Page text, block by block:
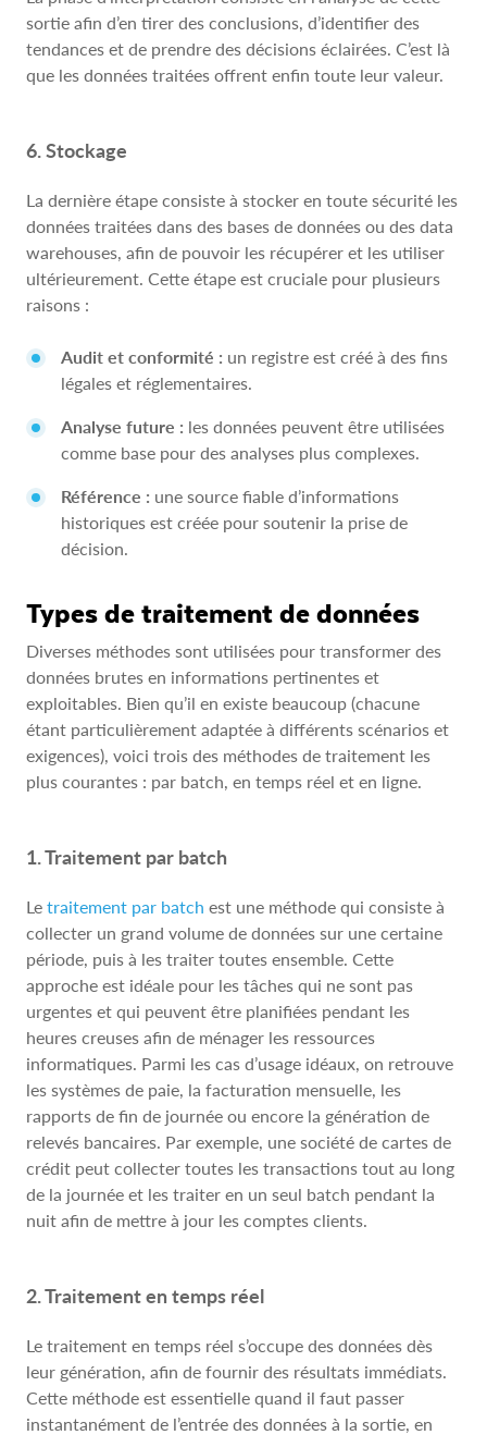
sortie afin d’en tirer des conclusions, d’identifier des
tendances et de prendre des décisions éclairées. C’est là
que les données traitées offrent enfin toute leur valeur.
6. Stockage
La dernière étape consiste à stocker en toute sécurité les
données traitées dans des bases de données ou des data
warehouses, afin de pouvoir les récupérer et les utiliser
ultérieurement. Cette étape est cruciale pour plusieurs
raisons :
Audit et conformité : un registre est créé à des fins
légales et réglementaires.
Analyse future : les données peuvent être utilisées
comme base pour des analyses plus complexes.
Référence : une source fiable d’informations
historiques est créée pour soutenir la prise de
décision.
Types de traitement de données
Diverses méthodes sont utilisées pour transformer des
données brutes en informations pertinentes et
exploitables. Bien qu’il en existe beaucoup (chacune
étant particulièrement adaptée à différents scénarios et
exigences), voici trois des méthodes de traitement les
plus courantes : par batch, en temps réel et en ligne.
1. Traitement par batch
Le traitement par batch est une méthode qui consiste à
collecter un grand volume de données sur une certaine
période, puis à les traiter toutes ensemble. Cette
approche est idéale pour les tâches qui ne sont pas
urgentes et qui peuvent être planifiées pendant les
heures creuses afin de ménager les ressources
informatiques. Parmi les cas d’usage idéaux, on retrouve
les systèmes de paie, la facturation mensuelle, les
rapports de fin de journée ou encore la génération de
relevés bancaires. Par exemple, une société de cartes de
crédit peut collecter toutes les transactions tout au long
de la journée et les traiter en un seul batch pendant la
nuit afin de mettre à jour les comptes clients.
2. Traitement en temps réel
Le traitement en temps réel s’occupe des données dès
leur génération, afin de fournir des résultats immédiats.
Cette méthode est essentielle quand il faut passer
instantanément de l’entrée des données à la sortie, en